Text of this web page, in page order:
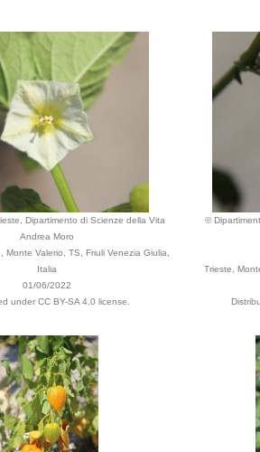
Dipartimento di Scienze della Vita
Andrea Moro
Monte Valerio, TS, Friuli Venezia Giulia,
Italia
01/06/2022
under CC BY-SA 4.0 license.
©
Trieste,